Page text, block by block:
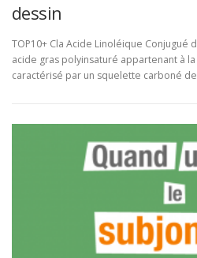
dessin
TOP10+ Cla Acide Linoléique Conjugué
acide gras polyinsaturé appartenant à
caractérisé par un squelette carboné